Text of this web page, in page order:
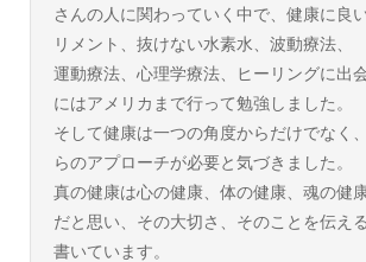
さんの人に関わっていく中で、健康に良
リメント、抜けない水素水、波動療法、
運動療法、心理学療法、ヒーリングに出
にはアメリカまで行って勉強しました。
そして健康は一つの角度からだけでなく
らのアプローチが必要と気づきました。
真の健康は心の健康、体の健康、魂の健
だと思い、その大切さ、そのことを伝え
書いています。